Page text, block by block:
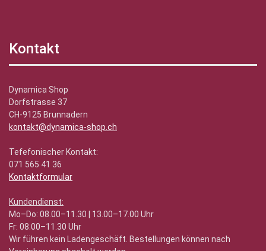
Kontakt
Dynamica Shop
Dorfstrasse 37
CH-9125 Brunnadern
kontakt@dynamica-shop.ch
Tefefonischer Kontakt:
071 565 41 36
Kontaktformular
Kundendienst:
Mo–Do: 08.00–11.30 | 13.00–17.00 Uhr
Fr: 08.00–11.30 Uhr
Wir führen kein Ladengeschäft. Bestellungen können nach